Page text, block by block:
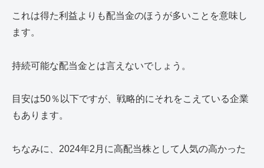
これは得た利益よりも配当金のほうが多いことを意味し
ます。
持続可能な配当金とは言えないでしょう。
目安は50％以下ですが、戦略的にそれをこえている企業
もあります。
ちなみに、2024年2月に高配当株として人気の高かった